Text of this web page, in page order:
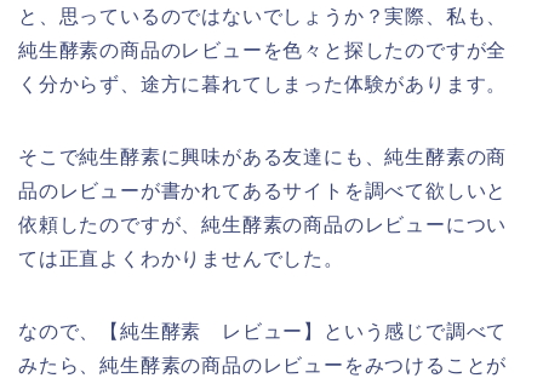
と、思っているのではないでしょうか？実際、私も、
純生酵素の商品のレビューを色々と探したのですが全
く分からず、途方に暮れてしまった体験があります。
そこで純生酵素に興味がある友達にも、純生酵素の商
品のレビューが書かれてあるサイトを調べて欲しいと
依頼したのですが、純生酵素の商品のレビューについ
ては正直よくわかりませんでした。
なので、【純生酵素 レビュー】という感じで調べて
みたら、純生酵素の商品のレビューをみつけることが